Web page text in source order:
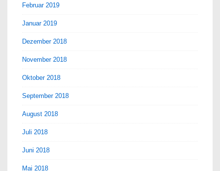
Februar 2019
Januar 2019
Dezember 2018
November 2018
Oktober 2018
September 2018
August 2018
Juli 2018
Juni 2018
Mai 2018